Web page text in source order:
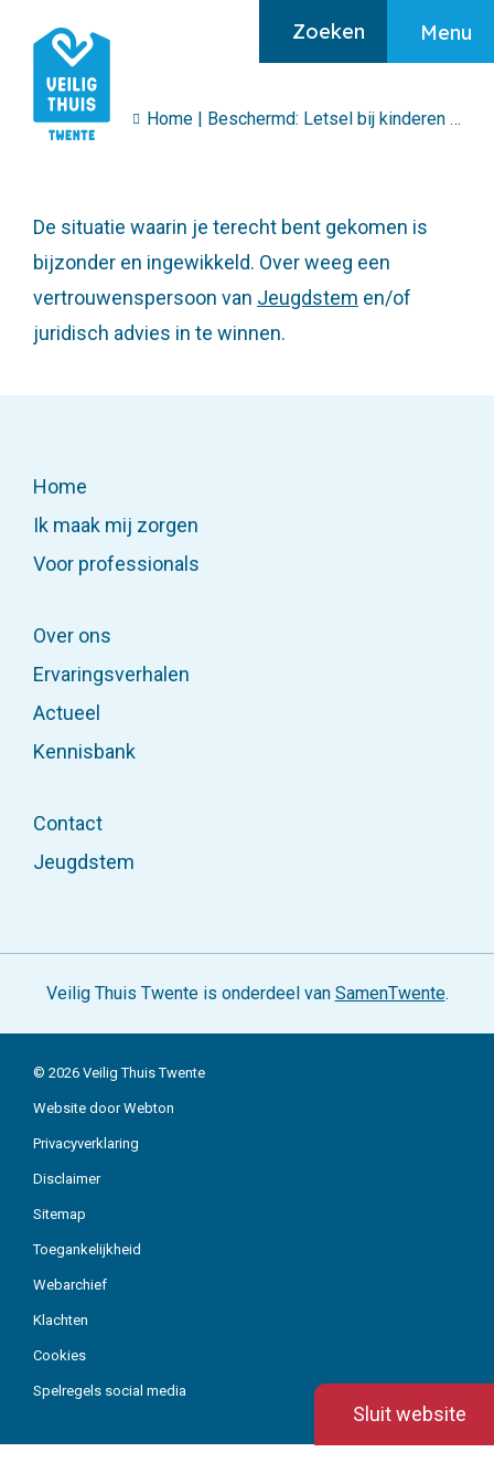
Zoeken Menu
Home
Ik heb hulp nodig
Ik maak mij zorgen
Over huiselijk geweld
Situaties
Voor professionals
Veelgestelde vragen
Organisatie
Actueel
Contact
Home | Beschermd: Letsel bij kinderen
De situatie waarin je terecht bent gekomen is
bijzonder en ingewikkeld. Over weeg een
vertrouwenspersoon van Jeugdstem en/of
juridisch advies in te winnen.
Home
Ik maak mij zorgen
Voor professionals
Over ons
Ervaringsverhalen
Actueel
Kennisbank
Contact
Jeugdstem
Veilig Thuis Twente is onderdeel van SamenTwente.
© 2026 Veilig Thuis Twente
Website door Webton
Privacyverklaring
Disclaimer
Sitemap
Toegankelijkheid
Webarchief
Klachten
Cookies
Spelregels social media
Sluit website